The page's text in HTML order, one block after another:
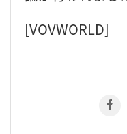
[VOVWORLD]